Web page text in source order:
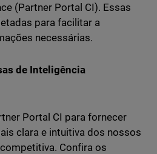
(Partner Portal CI). Essas
para facilitar a
necessárias.
de Inteligência
Portal CI para fornecer
clara e intuitiva dos nossos
Confira os